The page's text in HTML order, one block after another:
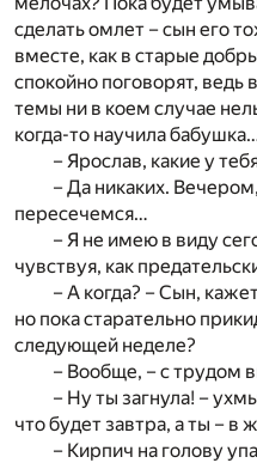
сделать омлет – сын его
вместе, как в старые
спокойно поговорят,
темы ни в коем случае
когда-то научила
– Ярослав, какие у
– Да никаких.
пересечемся…
– Я не имею в виду
чувствуя, как
– А когда? – Сын,
но пока старательно
следующей неделе?
– Вообще, – с трудом
– Ну ты загнула! –
что будет завтра, а ты – в
– Кирпич на голову